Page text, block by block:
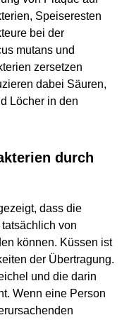
Speiseresten
bei der
mutans und
zersetzen
dabei Säuren,
Löcher in den
durch
dass die
von
können. Küssen ist
der Übertragung.
und die darin
Wenn eine Person